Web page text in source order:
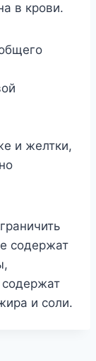
в крови.
и желтки,
содержат
содержат
и соли.